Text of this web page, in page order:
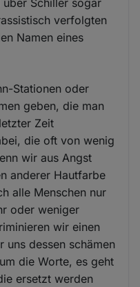
Schiller sogar
verfolgten
Namen eines
Stationen oder
geben, die man
Zeit
die oft von wenig
wir aus Angst
anderer Hautfarbe
alle Menschen nur
oder weniger
wir einen
uns dessen schämen
die Worte, es geht
ersetzt werden